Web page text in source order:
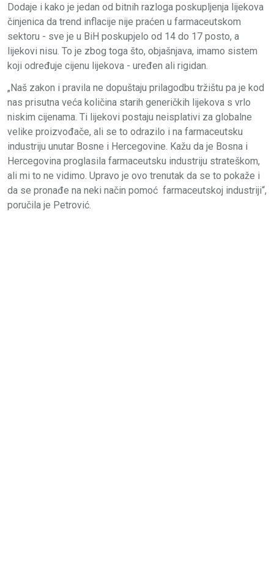
Dodaje i kako je jedan od bitnih razloga poskupljenja lijekova
činjenica da trend inflacije nije praćen u farmaceutskom
sektoru - sve je u BiH poskupjelo od 14 do 17 posto, a
lijekovi nisu. To je zbog toga što, objašnjava, imamo sistem
koji određuje cijenu lijekova - uređen ali rigidan.
„Naš zakon i pravila ne dopuštaju prilagodbu tržištu pa je kod
nas prisutna veća količina starih generičkih lijekova s vrlo
niskim cijenama. Ti lijekovi postaju neisplativi za globalne
velike proizvođače, ali se to odrazilo i na farmaceutsku
industriju unutar Bosne i Hercegovine. Kažu da je Bosna i
Hercegovina proglasila farmaceutsku industriju strateškom,
ali mi to ne vidimo. Upravo je ovo trenutak da se to pokaže i
da se pronađe na neki način pomoć farmaceutskoj industriji“,
poručila je Petrović.